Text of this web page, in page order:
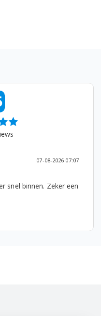
07-08-2026 07:07
snel binnen. Zeker een